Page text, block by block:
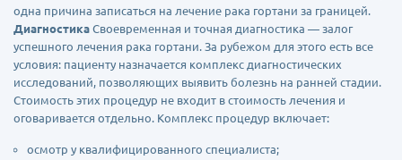
одна причина записаться на лечение рака гортани за границей.
Диагностика Своевременная и точная диагностика — залог
успешного лечения рака гортани. За рубежом для этого есть все
условия: пациенту назначается комплекс диагностических
исследований, позволяющих выявить болезнь на ранней стадии.
Стоимость этих процедур не входит в стоимость лечения и
оговаривается отдельно. Комплекс процедур включает:
осмотр у квалифицированного специалиста;